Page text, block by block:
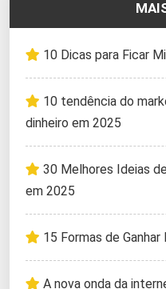
10 Dicas para Ficar
10 tendência do
dinheiro em 2025
30 Melhores Ideias
em 2025
15 Formas de
A nova onda da